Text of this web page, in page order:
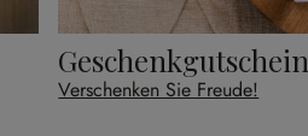
Geschenkgutschein
Verschenken Sie Freude!